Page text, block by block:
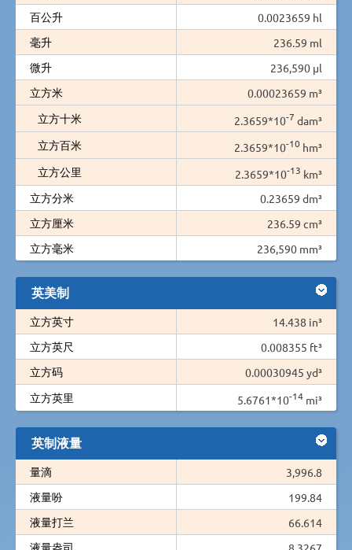
百公升
0.0023659 hl
毫升
236.59 ml
微升
236,590 µl
立方米
0.00023659 m³
立方十米
2.3659*10-7 dam³
立方百米
2.3659*10-10 hm³
立方公里
2.3659*10-13 km³
立方分米
0.23659 dm³
立方厘米
236.59 cm³
立方毫米
236,590 mm³
英美制
立方英寸
14.438 in³
立方英尺
0.008355 ft³
立方码
0.00030945 yd³
立方英里
5.6761*10-14 mi³
英制液量
量滴
3,996.8
液量吩
199.84
液量打兰
66.614
液量盎司